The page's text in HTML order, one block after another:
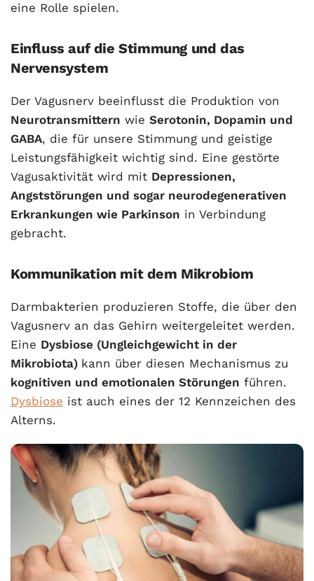
eine Rolle spielen.
Einfluss auf die Stimmung und das
Nervensystem
Der Vagusnerv beeinflusst die Produktion von
Neurotransmittern wieSerotonin, Dopamin und
GABA, die für unsere Stimmung und geistige
Leistungsfähigkeit wichtig sind. Eine gestörte
Vagusaktivität wird mit Depressionen,
Angststörungen und sogar neurodegenerativen
Erkrankungen wie Parkinson in Verbindung
gebracht.
Kommunikation mit dem Mikrobiom
Darmbakterien produzieren Stoffe, die über den
Vagusnerv an das Gehirn weitergeleitet werden.
Eine Dysbiose (Ungleichgewicht in der
Mikrobiota) kann über diesen Mechanismus zu
kognitiven und emotionalen Störungen führen.
Dysbiose ist auch eines der 12 Kennzeichen des
Alterns.